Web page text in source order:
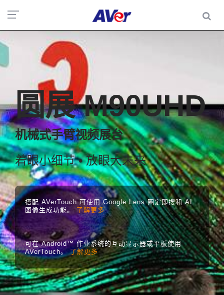
圆展 M90UHD
机械式手臂视频展台
着眼小细节 • 放眼大未来
搭配 AVerTouch 可使用 Google Lens 圈定即搜和 AI
图像生成功能。 了解更多
可在 Android™ 作业系统的互动显示器或平板使用
AVerTouch。了解更多